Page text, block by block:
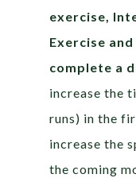
exercise,
Exercise
complete a
increase the
runs) in the
increase the
the coming